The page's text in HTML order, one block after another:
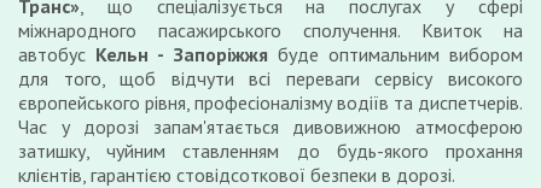
Транс», що спеціалізується на послугах у сфері
міжнародного пасажирського сполучення. Квиток на
автобус Кельн - Запоріжжя буде оптимальним вибором
для того, щоб відчути всі переваги сервісу високого
європейського рівня, професіоналізму водіїв та диспетчерів.
Час у дорозі запам'ятається дивовижною атмосферою
затишку, чуйним ставленням до будь-якого прохання
клієнтів, гарантією стовідсоткової безпеки в дорозі.